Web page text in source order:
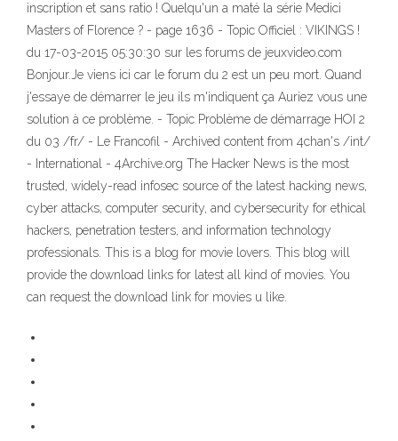
inscription et sans ratio ! Quelqu'un a maté la série Medici
Masters of Florence ? - page 1636 - Topic Officiel : VIKINGS !
du 17-03-2015 05:30:30 sur les forums de jeuxvideo.com
Bonjour.Je viens ici car le forum du 2 est un peu mort. Quand
j'essaye de démarrer le jeu ils m'indiquent ça Auriez vous une
solution à ce problème. - Topic Problème de démarrage HOI 2
du 03 /fr/ - Le Francofil - Archived content from 4chan's /int/
- International - 4Archive.org The Hacker News is the most
trusted, widely-read infosec source of the latest hacking news,
cyber attacks, computer security, and cybersecurity for ethical
hackers, penetration testers, and information technology
professionals. This is a blog for movie lovers. This blog will
provide the download links for latest all kind of movies. You
can request the download link for movies u like.